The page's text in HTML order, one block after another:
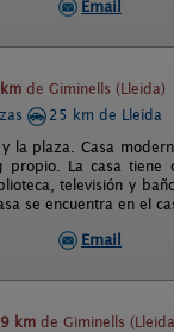
Email
de Giminells (Lleida)
25 km de Lleida
la plaza. Casa
La casa tiene
televisión y
se encuentra en el
Email
km de Giminells